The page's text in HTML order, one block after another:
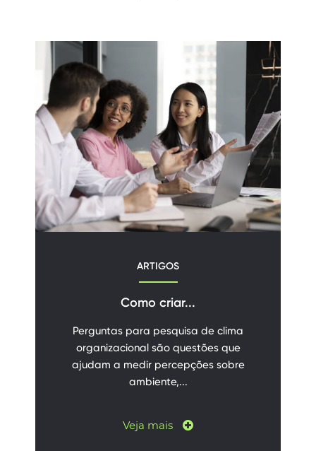
ARTIGOS
Como criar...
Perguntas para pesquisa de clima
organizacional são questões que
ajudam a medir percepções sobre
ambiente,...
Veja mais